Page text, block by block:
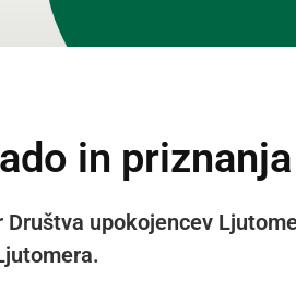
in
upokojencev